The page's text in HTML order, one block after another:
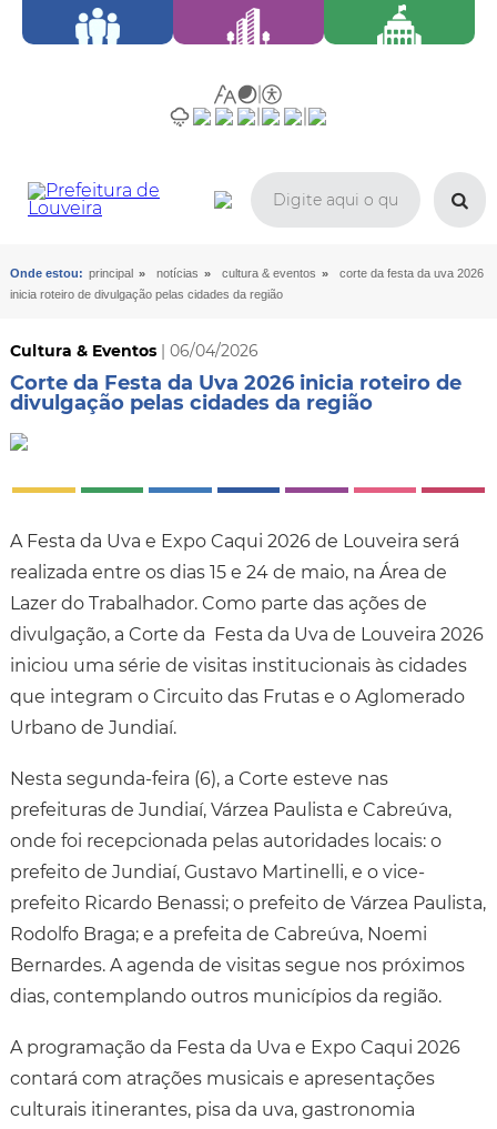
Onde estou: principal » notícias » cultura & eventos »
corte da festa da uva 2026
inicia roteiro de divulgação pelas cidades da região
Cultura & Eventos| 06/04/2026
Corte da Festa da Uva 2026 inicia roteiro de
divulgação pelas cidades da região
A Festa da Uva e Expo Caqui 2026 de Louveira será
realizada entre os dias 15 e 24 de maio, na Área de
Lazer do Trabalhador. Como parte das ações de
divulgação, a Corte da Festa da Uva de Louveira 2026
iniciou uma série de visitas institucionais às cidades
que integram o Circuito das Frutas e o Aglomerado
Urbano de Jundiaí.
Nesta segunda-feira (6), a Corte esteve nas
prefeituras de Jundiaí, Várzea Paulista e Cabreúva,
onde foi recepcionada pelas autoridades locais: o
prefeito de Jundiaí, Gustavo Martinelli, e o vice-
prefeito Ricardo Benassi; o prefeito de Várzea Paulista,
Rodolfo Braga; e a prefeita de Cabreúva, Noemi
Bernardes. A agenda de visitas segue nos próximos
dias, contemplando outros municípios da região.
A programação da Festa da Uva e Expo Caqui 2026
contará com atrações musicais e apresentações
culturais itinerantes, pisa da uva, gastronomia